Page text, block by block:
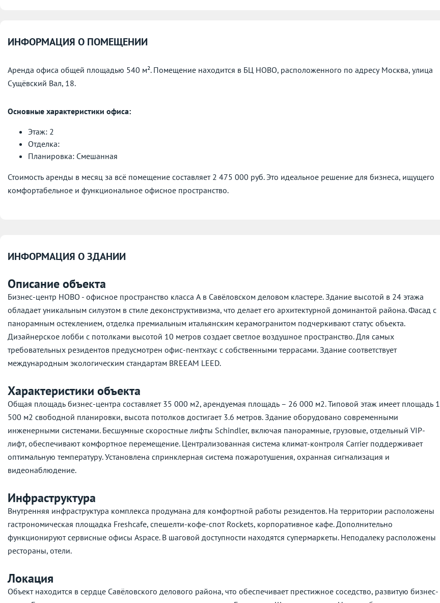
ИНФОРМАЦИЯ О ПОМЕЩЕНИИ
Аренда офиса общей площадью 540 м². Помещение находится в БЦ НОВО, расположенного по адресу Москва, улица
Сущёвский Вал, 18.
Основные характеристики офиса:
Этаж: 2
Отделка:
Планировка: Смешанная
Стоимость аренды в месяц за всё помещение составляет 2 475 000 руб. Это идеальное решение для бизнеса, ищущего
комфортабельное и функциональное офисное пространство.
ИНФОРМАЦИЯ О ЗДАНИИ
Описание объекта
Бизнес-центр НОВО - офисное пространство класса А в Савёловском деловом кластере. Здание высотой в 24 этажа
обладает уникальным силуэтом в стиле деконструктивизма, что делает его архитектурной доминантой района. Фасад с
панорамным остеклением, отделка премиальным итальянским керамогранитом подчеркивают статус объекта.
Дизайнерское лобби с потолками высотой 10 метров создает светлое воздушное пространство. Для самых
требовательных резидентов предусмотрен офис-пентхаус с собственными террасами. Здание соответствует
международным экологическим стандартам BREEAM LEED.
Характеристики объекта
Общая площадь бизнес-центра составляет 35 000 м2, арендуемая площадь – 26 000 м2. Типовой этаж имеет площадь 1
500 м2 свободной планировки, высота потолков достигает 3.6 метров. Здание оборудовано современными
инженерными системами. Бесшумные скоростные лифты Schindler, включая панорамные, грузовые, отдельный VIP-
лифт, обеспечивают комфортное перемещение. Централизованная система климат-контроля Carrier поддерживает
оптимальную температуру. Установлена спринклерная система пожаротушения, охранная сигнализация и
видеонаблюдение.
Инфраструктура
Внутренняя инфраструктура комплекса продумана для комфортной работы резидентов. На территории расположены
гастрономическая площадка Freshcafe, спешелти-кофе-спот Rockets, корпоративное кафе. Дополнительно
функционируют сервисные офисы Aspace. В шаговой доступности находятся супермаркеты. Неподалеку расположены
рестораны, отели.
Локация
Объект находится в сердце Савёловского делового района, что обеспечивает престижное соседство, развитую бизнес-